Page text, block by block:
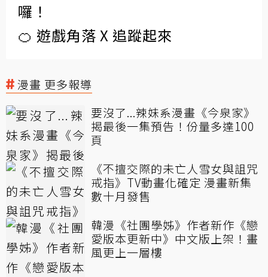
囉！
🍊 遊戲角落 X 追蹤起來
漫畫 更多報導
要沒了...辣妹系漫畫《今泉家》
揭最後一集預告！份量多達100
頁
《不擅交際的未亡人雪女與詛咒
戒指》TV動畫化確定 漫畫新集
數十月發售
韓漫《社團學姊》作者新作《戀
愛版本更新中》中文版上架！畫
風更上一層樓